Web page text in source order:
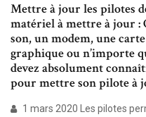
Mettre à jour les pilotes
matériel à mettre à jour :
son, un modem, une
graphique ou n’importe
devez absolument
pour mettre son pilote à
1 mars 2020 Les pilotes